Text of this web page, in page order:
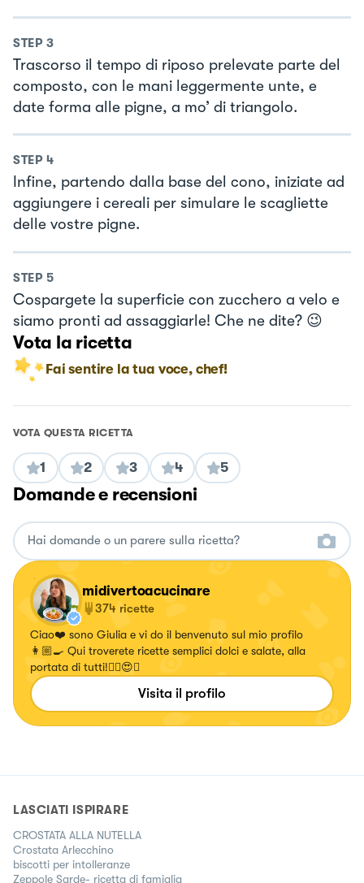
STEP 3
Trascorso il tempo di riposo prelevate parte del
composto, con le mani leggermente unte, e
date forma alle pigne, a mo’ di triangolo.
STEP 4
Infine, partendo dalla base del cono, iniziate ad
aggiungere i cereali per simulare le scagliette
delle vostre pigne.
STEP 5
Cospargete la superficie con zucchero a velo e
siamo pronti ad assaggiarle! Che ne dite? 😉
Vota la ricetta
Fai sentire la tua voce, chef!
VOTA QUESTA RICETTA
1 2 3 4 5
Domande e recensioni
midivertoacucinare
374 ricette
Ciao❤️ sono Giulia e vi do il benvenuto sul mio profilo
👩🏼‍🍳 Qui troverete ricette semplici dolci e salate, alla
portata di tutti!✌🏼😍🍝
Visita il profilo
LASCIATI ISPIRARE
CROSTATA ALLA NUTELLA
Crostata Arlecchino
biscotti per intolleranze
Zeppole Sarde- ricetta di famiglia